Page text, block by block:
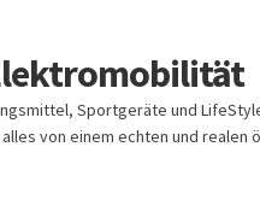
Sportgeräte und
von einem echten und realen